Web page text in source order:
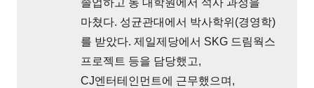
졸업하고 동 대학원에서 석사 과정을
마쳤다. 성균관대에서 박사학위(경영학)
를 받았다. 제일제당에서 SKG 드림웍스
프로젝트 등을 담당했고,
CJ엔터테인먼트에 근무했으며,